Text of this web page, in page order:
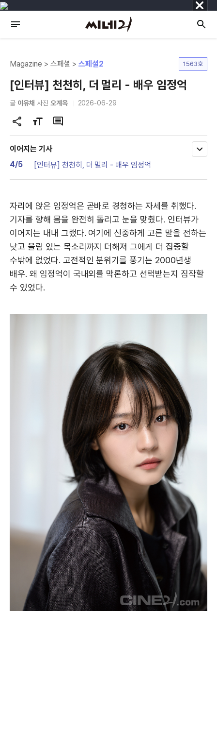
닫
기
Magazine > 스페셜 >스페셜2 1563호
[인터뷰] 천천히, 더 멀리 - 배우 임정억
글 이유채 사진 오계옥 2026-06-29
공
유
하
글
자
크
변
경
댓
글
이어지는 기사
4/5
[인터뷰] 천천히, 더 멀리 - 배우 임정억
모
자리에 앉은 임정억은 곧바로 경청하는 자세를 취했다.
기자를 향해 몸을 완전히 돌리고 눈을 맞췄다. 인터뷰가
이어지는 내내 그랬다. 여기에 신중하게 고른 말을 전하는
낮고 울림 있는 목소리까지 더해져 그에게 더 집중할
수밖에 없었다. 고전적인 분위기를 풍기는 2000년생
배우. 왜 임정억이 국내외를 막론하고 선택받는지 짐작할
수 있었다.